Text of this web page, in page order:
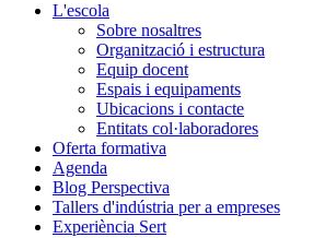
L'escola
Sobre nosaltres
Organització i estructura
Equip docent
Espais i equipaments
Ubicacions i contacte
Entitats col·laboradores
Oferta formativa
Agenda
Blog Perspectiva
Tallers d'indústria per a empreses
Experiència Sert